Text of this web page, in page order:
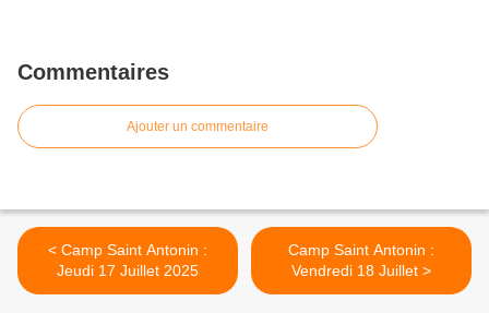
Commentaires
Ajouter un commentaire
< Camp Saint Antonin :
Jeudi 17 Juillet 2025
Camp Saint Antonin :
Vendredi 18 Juillet >